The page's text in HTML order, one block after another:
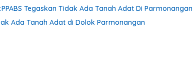
Tegaskan Tidak Ada Tanah Adat Di Parmonangan
Ada Tanah Adat di Dolok Parmonangan